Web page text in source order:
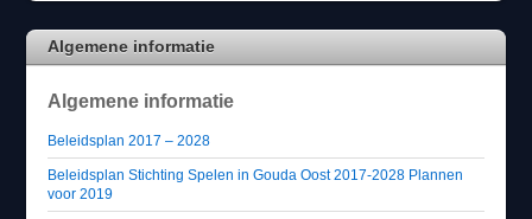
Algemene informatie
Algemene informatie
Beleidsplan 2017 – 2028
Beleidsplan Stichting Spelen in Gouda Oost 2017-2028 Plannen
voor 2019